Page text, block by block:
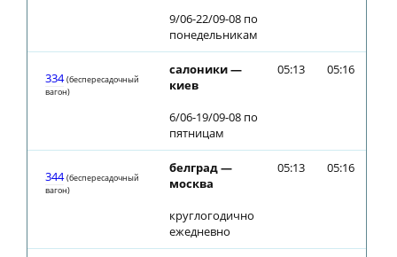
9/06-22/09-08 по
понедельникам
334 (беспересадочный
вагон)
салоники —
киев
6/06-19/09-08 по
пятницам
05:13 05:16
344 (беспересадочный
вагон)
белград —
москва
круглогодично
ежедневно
05:13 05:16